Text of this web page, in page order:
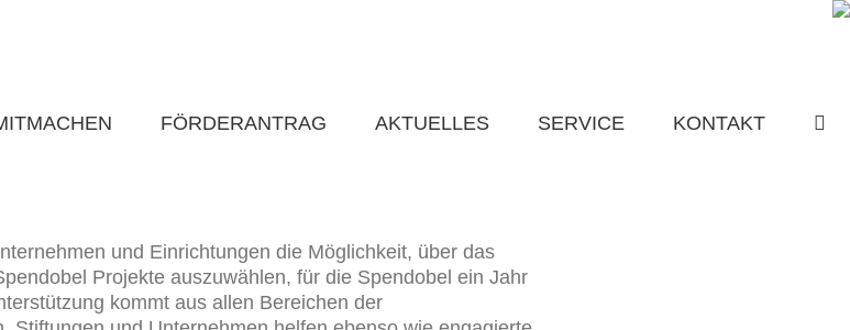
FÖRDERANTRAG AKTUELLES SERVICE KONTAKT
und Einrichtungen die Möglichkeit, über das
Projekte auszuwählen, für die Spendobel ein Jahr
kommt aus allen Bereichen der